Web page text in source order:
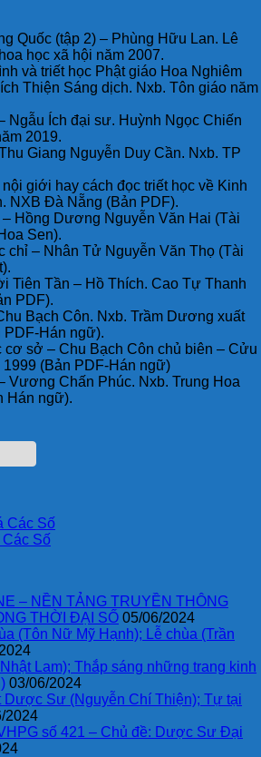
Quốc (tập 2) – Phùng Hữu Lan. Lê
học xã hội năm 2007.
và triết học Phật giáo Hoa Nghiêm
Thiện Sáng dịch. Nxb. Tôn giáo năm
Ngẫu Ích đại sư. Huỳnh Ngọc Chiến
2019.
Giang Nguyễn Duy Cần. Nxb. TP
giới hay cách đọc triết học về Kinh
NXB Đà Nẵng (Bản PDF).
Hồng Dương Nguyễn Văn Hai (Tài
Sen).
chỉ – Nhân Tử Nguyễn Văn Thọ (Tài
Tiên Tần – Hồ Thích. Cao Tự Thanh
PDF).
Bạch Côn. Nxb. Trầm Dương xuất
PDF-Hán ngữ).
cơ sở – Chu Bạch Côn chủ biên – Cửu
(Bản PDF-Hán ngữ)
Vương Chấn Phúc. Nxb. Trung Hoa
Hán ngữ).
Các Số
Số
– NỀN TẢNG TRUYỀN THÔNG
THỜI ĐẠI SỐ 05/06/2024
(Tôn Nữ Mỹ Hạnh); Lễ chùa (Trần
Lam); Thắp sáng những trang kinh
03/06/2024
Sư (Nguyễn Chí Thiện); Tự tại
2024
số 421 – Chủ đề: Dược Sư Đại